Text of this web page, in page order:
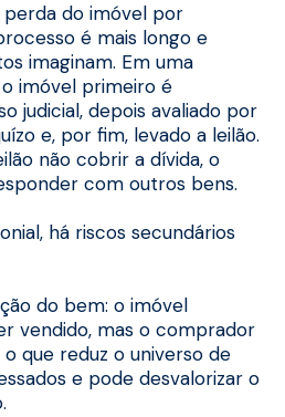
perda do imóvel por
é mais longo e
imaginam. Em uma
imóvel primeiro é
judicial, depois avaliado por
e, por fim, levado a leilão.
não cobrir a dívida, o
com outros bens.
há riscos secundários
do bem: o imóvel
vendido, mas o comprador
que reduz o universo de
e pode desvalorizar o